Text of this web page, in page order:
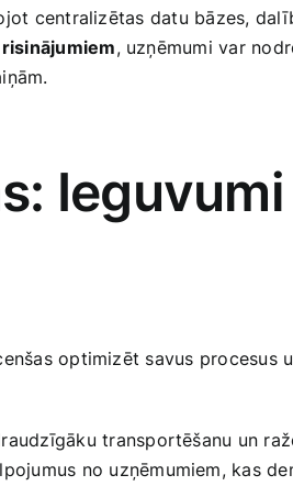
centralizētas datu bāzes,
, uzņēmumi var
optimizēt savus procesus
transportēšanu un
no uzņēmumiem, kas